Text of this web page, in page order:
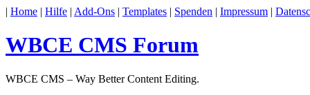
| Home | Hilfe | Add-Ons | Templates | Spenden | Impressum |
WBCE CMS Forum
WBCE CMS – Way Better Content Editing.